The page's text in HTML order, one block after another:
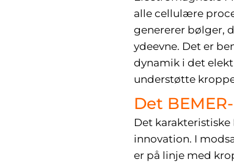
alle cellulære
genererer bølger,
ydeevne. Det er
dynamik i det
understøtte
Det
Det
innovation. I
er på linje med